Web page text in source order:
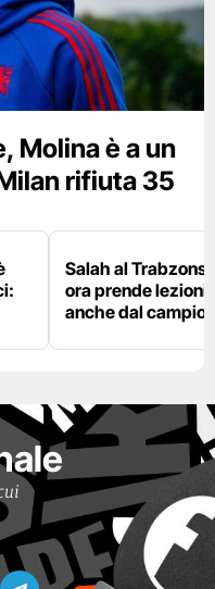
Molina è a un
rifiuta 35
Salah al
ora prende lezioni
anche dal